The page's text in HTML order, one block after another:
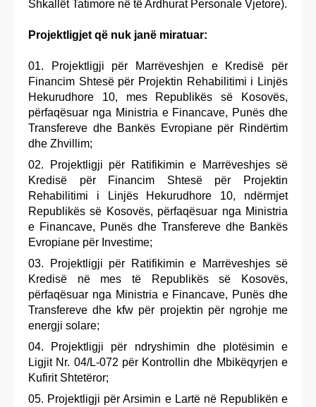
Shkallët Tatimore në të Ardhurat Personale Vjetore).
Projektligjet që nuk janë miratuar:
Projektligji për Marrëveshjen e Kredisë për
Financim Shtesë për Projektin Rehabilitimi i Linjës
Hekurudhore 10, mes Republikës së Kosovës,
përfaqësuar nga Ministria e Financave, Punës dhe
Transfereve dhe Bankës Evropiane për Rindërtim
dhe Zhvillim;
Projektligji për Ratifikimin e Marrëveshjes së
Kredisë për Financim Shtesë për Projektin
Rehabilitimi i Linjës Hekurudhore 10, ndërmjet
Republikës së Kosovës, përfaqësuar nga Ministria
e Financave, Punës dhe Transfereve dhe Bankës
Evropiane për Investime;
Projektligji për Ratifikimin e Marrëveshjes së
Kredisë në mes të Republikës së Kosovës,
përfaqësuar nga Ministria e Financave, Punës dhe
Transfereve dhe kfw për projektin për ngrohje me
energji solare;
Projektligji për ndryshimin dhe plotësimin e
Ligjit Nr. 04/L-072 për Kontrollin dhe Mbikëqyrjen e
Kufirit Shtetëror;
Projektligji për Arsimin e Lartë në Republikën e